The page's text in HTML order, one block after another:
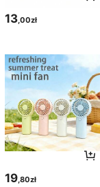
13,00zł
19,80zł